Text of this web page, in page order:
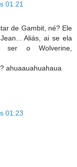
01:21
de Gambit, né? Ele
Aliás, ai se ela
o Wolverine,
ahuaauahuahaua
01:23